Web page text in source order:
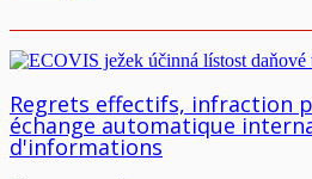
Regrets effectifs, infraction
échange automatique
d'informations